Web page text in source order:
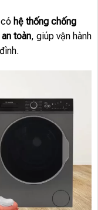
hệ thống chống
an toàn, giúp vận hành